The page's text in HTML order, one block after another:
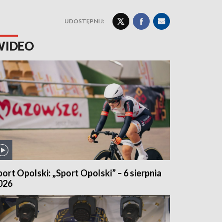
UDOSTĘPNIJ:
Opolski: „Sport Opolski” – 6 sierpnia